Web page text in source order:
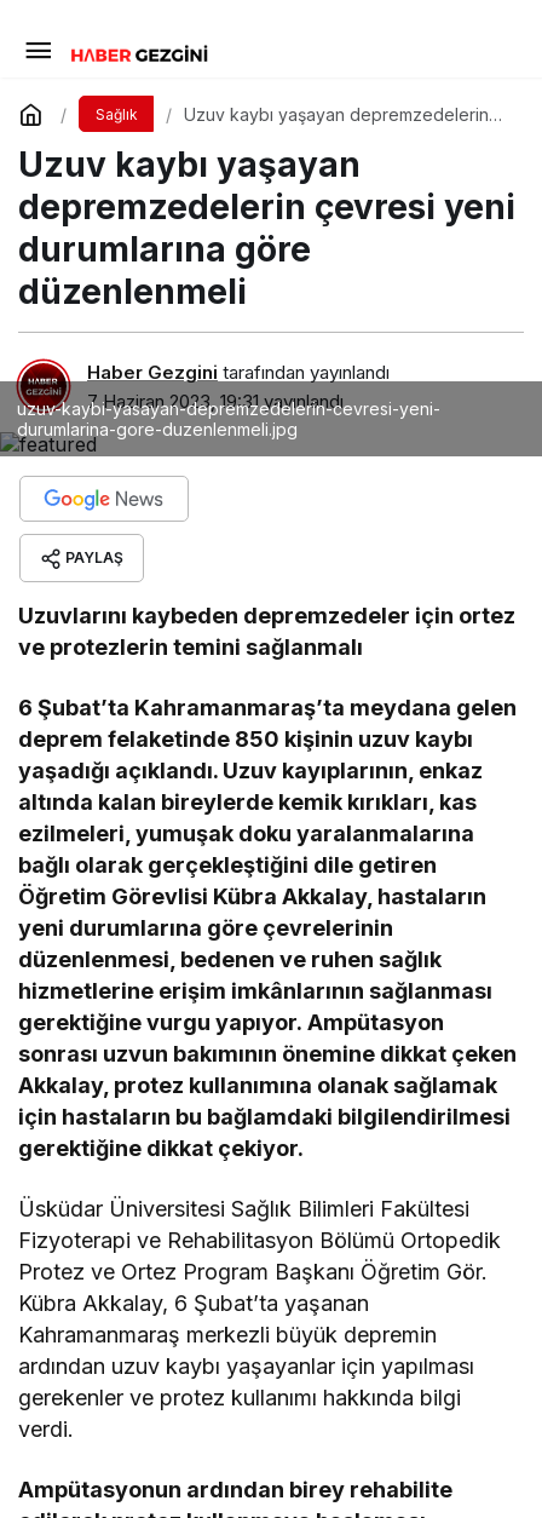
Sağlık
Uzuv kaybı yaşayan depremzedelerin
düzenlenmeli
Uzuv kaybı yaşayan
depremzedelerin çevresi yeni
durumlarına göre
düzenlenmeli
Haber Gezgini tarafından yayınlandı
7 Haziran 2023, 19:31yayınlandı
uzuv-kaybi-yasayan-depremzedelerin-cevresi-yeni-
durumlarina-gore-duzenlenmeli.jpg
PAYLAŞ
Uzuvlarını kaybeden depremzedeler için ortez
ve protezlerin temini sağlanmalı
6 Şubat’ta Kahramanmaraş’ta meydana gelen
deprem felaketinde 850 kişinin uzuv kaybı
yaşadığı açıklandı. Uzuv kayıplarının, enkaz
altında kalan bireylerde kemik kırıkları, kas
ezilmeleri, yumuşak doku yaralanmalarına
bağlı olarak gerçekleştiğini dile getiren
Öğretim Görevlisi Kübra Akkalay, hastaların
yeni durumlarına göre çevrelerinin
düzenlenmesi, bedenen ve ruhen sağlık
hizmetlerine erişim imkânlarının sağlanması
gerektiğine vurgu yapıyor. Ampütasyon
sonrası uzvun bakımının önemine dikkat çeken
Akkalay, protez kullanımına olanak sağlamak
için hastaların bu bağlamdaki bilgilendirilmesi
gerektiğine dikkat çekiyor.
Üsküdar Üniversitesi Sağlık Bilimleri Fakültesi
Fizyoterapi ve Rehabilitasyon Bölümü Ortopedik
Protez ve Ortez Program Başkanı Öğretim Gör.
Kübra Akkalay, 6 Şubat’ta yaşanan
Kahramanmaraş merkezli büyük depremin
ardından uzuv kaybı yaşayanlar için yapılması
gerekenler ve protez kullanımı hakkında bilgi
verdi.
Ampütasyonun ardından birey rehabilite